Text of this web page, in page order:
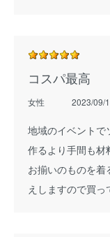
コスパ最高
女性 2023/09/
地域のイベントで
作るより手間も材
お揃いのものを
えしますので買っ